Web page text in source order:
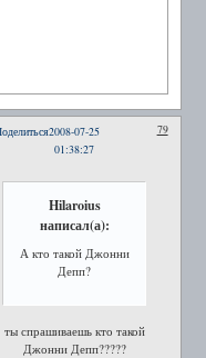
79
2008-07-25
01:38:27
Hilaroius
написал(а):
А кто такой Джонни
Депп?
ты спрашиваешь кто такой
Джонни Депп?????